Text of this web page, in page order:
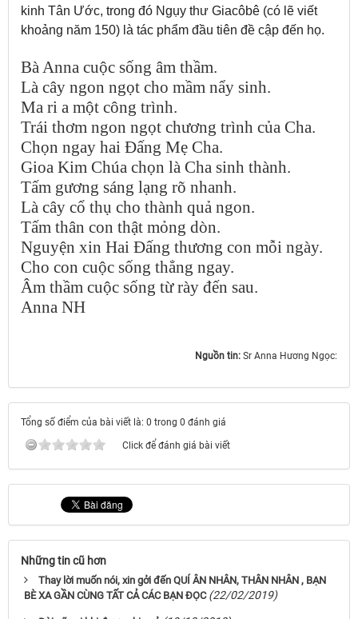
kinh Tân Ước, trong đó Ngụy thư Giacôbê (có lẽ viết
khoảng năm 150) là tác phẩm đầu tiên đề cập đến họ.
Bà Anna cuộc sống âm thầm.
Là cây ngon ngọt cho mầm nẩy sinh.
Ma ri a một công trình.
Trái thơm ngon ngọt chương trình của Cha.
Chọn ngay hai Đấng Mẹ Cha.
Gioa Kim Chúa chọn là Cha sinh thành.
Tấm gương sáng lạng rõ nhanh.
Là cây cổ thụ cho thành quả ngon.
Tấm thân con thật mỏng dòn.
Nguyện xin Hai Đấng thương con mỗi ngày.
Cho con cuộc sống thẳng ngay.
Âm thầm cuộc sống từ rày đến sau.
Anna NH
Nguồn tin: Sr Anna Hương Ngọc:
Tổng số điểm của bài viết là: 0 trong 0 đánh giá
Click để đánh giá bài viết
Những tin cũ hơn
Thay lời muốn nói, xin gởi đến QUÍ ÂN NHÂN, THÂN NHÂN , BẠN
BÈ XA GẦN CÙNG TẤT CẢ CÁC BẠN ĐỌC (22/02/2019)